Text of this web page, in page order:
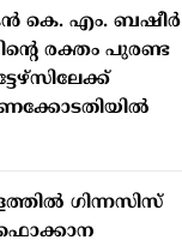
കെ. എം. ബഷീർ
രക്തം പുരണ്ട
ഗിന്നസിസ്
ഫൊക്കാന